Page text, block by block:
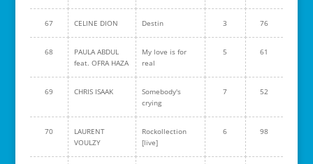
67 CELINE DION Destin 3 76
68
PAULA ABDUL
feat. OFRA HAZA
My love is for
real
5 61
69 CHRIS ISAAK
Somebody's
crying
7 52
70
LAURENT
VOULZY
Rockollection
[live]
6 98